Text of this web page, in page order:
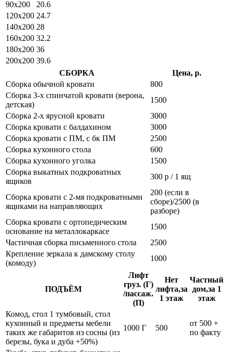
90х200
20.6
120х200 24.7
140х200 28
160х200 32.2
180х200 36
200х200 39.6
СБОРКА
Цена, р.
Сборка обычной кровати
800
Сборка 3-х спинчатой кровати (верона,
детская)
1500
Сборка 2-х ярусной кровати
3000
Сборка кровати с балдахином
3000
Сборка кровати с ПМ, с бк ПМ
2500
Сборка кухонного стола
600
Сборка кухонного уголка
1500
Сборка выкатных подкроватных
ящиков
300 р / 1 ящ
Сборка кровати с 2-мя подкроватными
ящиками на направляющих
200 (если в
сборе)/2500 (в
разборе)
Сборка кровати с ортопедическим
основание на металлокаркасе
1500
Частичная сборка письменного стола
2500
Крепление зеркала к дамскому столу
(комоду)
1000
ПОДЪЁМ
Лифт
груз. (Г)
/пассаж.
(П)
Нет
лифта,за
1 этаж
Частный
дом,за 1
этаж
Комод, стол 1 тумбовый, стол
кухонный и предметы мебели
таких же габаритов из сосны (из
березы, бука и дуба +50%)
1000 Г 500
от 500 +
по факту